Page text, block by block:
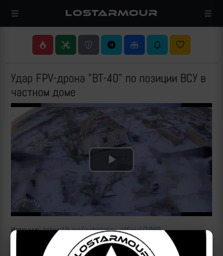
LOSTARMOUR
Удар FPV-дрона "ВТ-40" по позиции ВСУ в
частном доме
Play
Video
Источник:https://t.me/sudoplatov_official/1099
Все удары:https://lostarmour.info/news/fpv_24_01_13_01-